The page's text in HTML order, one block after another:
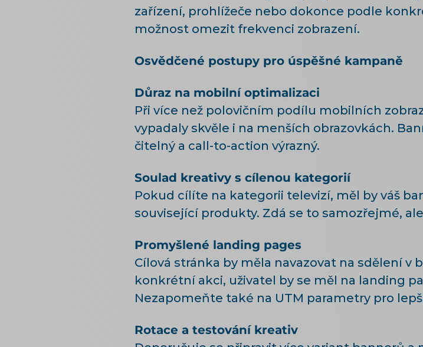
zařízení, prohlížeče nebo dokonce podle
možnost omezit frekvenci zobrazení.
Osvědčené postupy pro úspěšné kampaně
Důraz na mobilní optimalizaci
Při více než polovičním podílu mobilních
vypadaly skvěle i na menších obrazovkách.
čitelný a call-to-action výrazný.
Soulad kreativy s cílenou kategorií
Pokud cílíte na kategorii televizí, měl by váš
související produkty. Zdá se to samozřejmé,
Promyšlené landing pages
Cílová stránka by měla navazovat na sdělení
konkrétní akci, uživatel by se měl na landing
Nezapomeňte také na UTM parametry pro
Rotace a testování kreativ